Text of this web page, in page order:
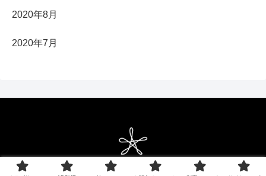
2020年8月
2020年7月
Copyright © 2021 ベクターシェルフ All Rights Reserved.